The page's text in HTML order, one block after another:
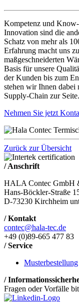
Kompetenz und
Innovation sind die
Schatz von mehr als
Erfahrung macht uns
maßgeschneiderten
Basis für unsere
der Kunden bis zum
stehen wir Ihnen dabei
Supply-Chain zur Seite.
Nehmen Sie jetzt
Zurück zur Übersicht
/ Anschrift
HALA Contec GmbH
Hans-Böckler-Straße
D-73230 Kirchheim
/ Kontakt
contec@hala-tec.de
+49 (0)89-665 477 83
/ Service
Musterbestellung
/
Fragen oder Vorfälle